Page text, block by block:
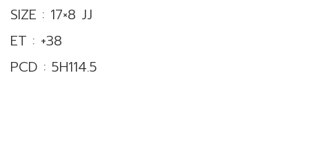
SIZE : 17×8 JJ
ET : +38
PCD : 5H114.5